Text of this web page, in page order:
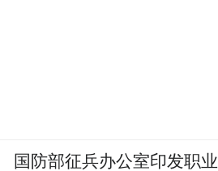
国防部征兵办公室印发职业